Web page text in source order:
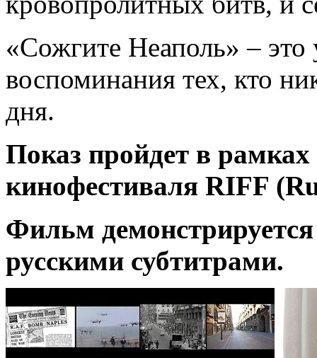
«Сожгите Неаполь» –
воспоминания тех, кто
дня.
Показ пройдет в
кинофестиваля RIFF
Фильм
русскими субтитрами.